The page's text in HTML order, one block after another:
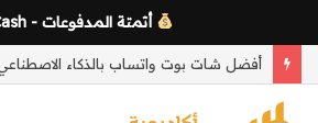
أتمتة المدفوعات - EGCash